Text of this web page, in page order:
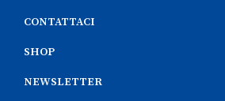
CONTATTACI
SHOP
NEWSLETTER